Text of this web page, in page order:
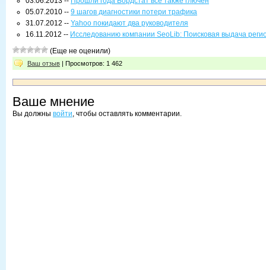
05.07.2010 -- 9 шагов диагностики потери трафика
31.07.2012 -- Yahoo покидают два руководителя
16.11.2012 -- Исследованию компании SeoLib: Поисковая выдача
(Еще не оценили)
Ваш отзыв | Просмотров: 1 462
Ваше мнение
Вы должны войти, чтобы оставлять комментарии.